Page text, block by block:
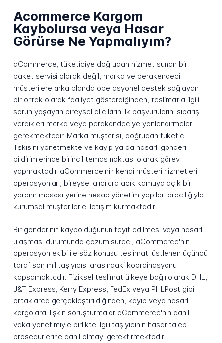
Acommerce Kargom
Kaybolursa veya Hasar
Görürse Ne Yapmalıyım?
aCommerce, tüketiciye doğrudan hizmet sunan bir
paket servisi olarak değil, marka ve perakendeci
müşterilere arka planda operasyonel destek sağlayan
bir ortak olarak faaliyet gösterdiğinden, teslimatla ilgili
sorun yaşayan bireysel alıcıların ilk başvurularını sipariş
verdikleri marka veya perakendeciye yönlendirmeleri
gerekmektedir. Marka müşterisi, doğrudan tüketici
ilişkisini yönetmekte ve kayıp ya da hasarlı gönderi
bildirimlerinde birincil temas noktası olarak görev
yapmaktadır. aCommerce'nin kendi müşteri hizmetleri
operasyonları, bireysel alıcılara açık kamuya açık bir
yardım masası yerine hesap yönetim yapıları aracılığıyla
kurumsal müşterilerle iletişim kurmaktadır.
Bir gönderinin kaybolduğunun teyit edilmesi veya hasarlı
ulaşması durumunda çözüm süreci, aCommerce'nin
operasyon ekibi ile söz konusu teslimatı üstlenen üçüncü
taraf son mil taşıyıcısı arasındaki koordinasyonu
kapsamaktadır. Fiziksel teslimat ülkeye bağlı olarak DHL,
J&T Express, Kerry Express, FedEx veya PHLPost gibi
ortaklarca gerçekleştirildiğinden, kayıp veya hasarlı
kargolara ilişkin soruşturmalar aCommerce'nin dahili
vaka yönetimiyle birlikte ilgili taşıyıcının hasar talep
prosedürlerine dahil olmayı gerektirmektedir.